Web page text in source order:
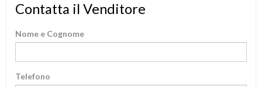
Contatta il Venditore
Nome e Cognome
Telefono